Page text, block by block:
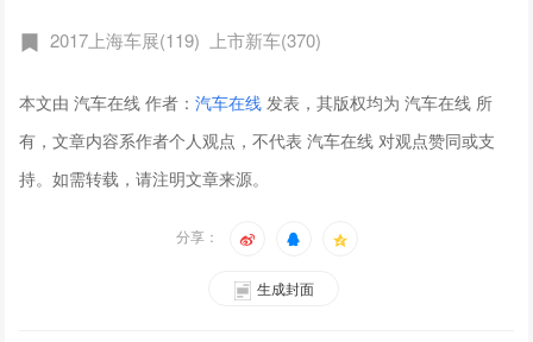
2017上海车展(119) 上市新车(370)
本文由 汽车在线 作者：汽车在线 发表，其版权均为 汽车在线 所
有，文章内容系作者个人观点，不代表 汽车在线 对观点赞同或支
持。如需转载，请注明文章来源。
分享：
生成封面